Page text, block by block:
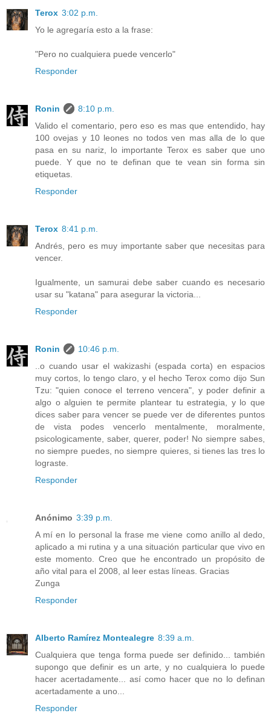
Terox 3:02 p.m.
Yo le agregaría esto a la frase:
"Pero no cualquiera puede vencerlo"
Responder
Ronin
8:10 p.m.
Valido el comentario, pero eso es mas que entendido, hay
100 ovejas y 10 leones no todos ven mas alla de lo que
pasa en su nariz, lo importante Terox es saber que uno
puede. Y que no te definan que te vean sin forma sin
etiquetas.
Responder
Terox 8:41 p.m.
Andrés, pero es muy importante saber que necesitas para
vencer.
Igualmente, un samurai debe saber cuando es necesario
usar su "katana" para asegurar la victoria...
Responder
Ronin
10:46 p.m.
..o cuando usar el wakizashi (espada corta) en espacios
muy cortos, lo tengo claro, y el hecho Terox como dijo Sun
Tzu: "quien conoce el terreno vencera", y poder definir a
algo o alguien te permite plantear tu estrategia, y lo que
dices saber para vencer se puede ver de diferentes puntos
de vista podes vencerlo mentalmente, moralmente,
psicologicamente, saber, querer, poder! No siempre sabes,
no siempre puedes, no siempre quieres, si tienes las tres lo
lograste.
Responder
Anónimo 3:39 p.m.
A mí en lo personal la frase me viene como anillo al dedo,
aplicado a mi rutina y a una situación particular que vivo en
este momento. Creo que he encontrado un propósito de
año vital para el 2008, al leer estas líneas. Gracias
Zunga
Responder
Alberto Ramírez Montealegre 8:39 a.m.
Cualquiera que tenga forma puede ser definido... también
supongo que definir es un arte, y no cualquiera lo puede
hacer acertadamente... así como hacer que no lo definan
acertadamente a uno...
Responder